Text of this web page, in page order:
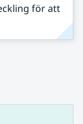
för att